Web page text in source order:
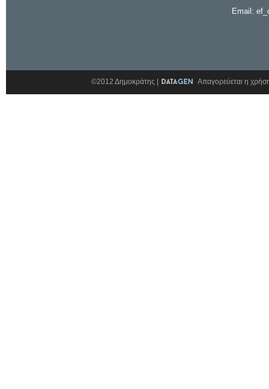
Email:
©2012 Δημοκράτης | Απαγορεύεται η